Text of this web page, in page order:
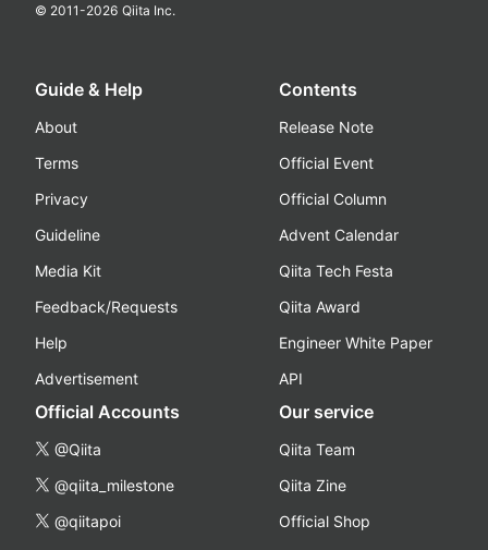
© 2011-2026 Qiita Inc.
Guide & Help
About
Terms
Privacy
Guideline
Media Kit
Feedback/Requests
Help
Advertisement
Contents
Release Note
Official Event
Official Column
Advent Calendar
Qiita Tech Festa
Qiita Award
Engineer White Paper
API
Official Accounts
@Qiita
@qiita_milestone
@qiitapoi
Our service
Qiita Team
Qiita Zine
Official Shop